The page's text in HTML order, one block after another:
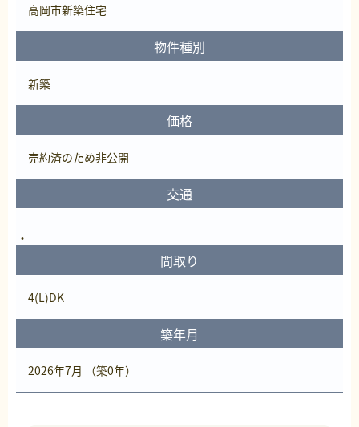
高岡市新築住宅
物件種別
新築
価格
売約済のため非公開
交通
間取り
4(L)DK
築年月
2026年7月 （築0年）